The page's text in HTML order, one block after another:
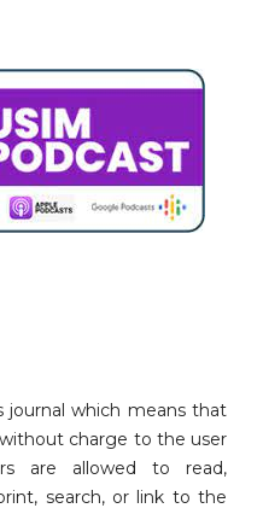
journal which means that
charge to the user
are allowed to read,
search, or link to the